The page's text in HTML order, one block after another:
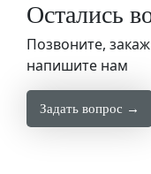
Остались
Позвоните,
напишите нам
Задать вопрос →